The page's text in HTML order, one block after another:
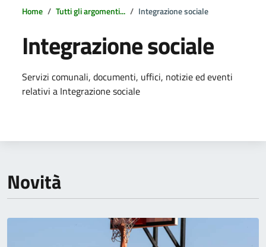
Home Tutti gli argomenti... Integrazione sociale
Integrazione sociale
Dettagli della notizia
Servizi comunali, documenti, uffici, notizie ed eventi
relativi a Integrazione sociale
Novità